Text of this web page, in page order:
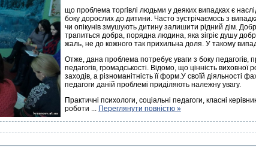
що проблема торгівлі людьми у деяких випадках є
боку дорослих до дитини. Часто зустрічаємось з
чи опікунів змушують дитину залишити рідний дім.
трапиться добра, порядна людина, яка зігріє душу
жаль, не до кожного так прихильна доля. У такому
Отже, дана проблема потребує уваги з боку педагогів,
педагогів, громадськості. Відомо, що цінність виховної
заходів, а різноманітність її форм.У своїй діяльності
педагоги даній проблемі приділяють належну увагу.
Практичні психологи, соціальні педагоги, класні
роботи ... Переглянути повністю »